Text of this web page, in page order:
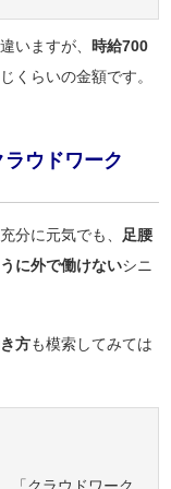
いますが、 時給700
くらいの金額です。
ウドワーク
分に元気でも、 足腰
に外で働けないシニ
方も模索してみては